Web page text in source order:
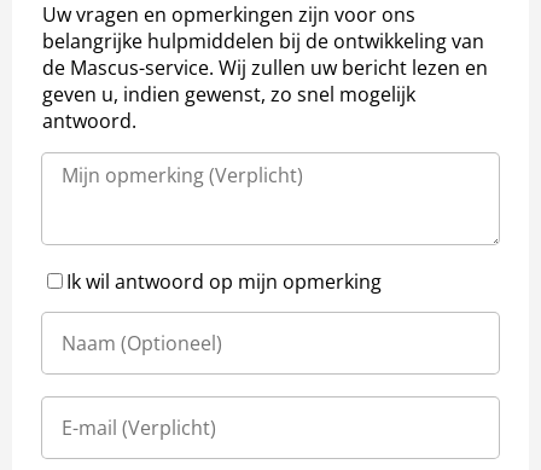
Uw vragen en opmerkingen zijn voor ons
belangrijke hulpmiddelen bij de ontwikkeling van
de Mascus-service. Wij zullen uw bericht lezen en
geven u, indien gewenst, zo snel mogelijk
antwoord.
Ik wil antwoord op mijn opmerking